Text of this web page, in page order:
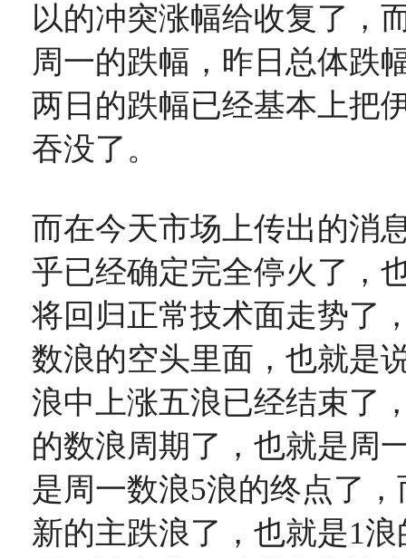
以的冲突涨幅给收复了，
周一的跌幅，昨日总体跌
两日的跌幅已经基本上把
吞没了。
而在今天市场上传出的消
乎已经确定完全停火了，
将回归正常技术面走势了
数浪的空头里面，也就是
浪中上涨五浪已经结束了
的数浪周期了，也就是周
是周一数浪5浪的终点了
新的主跌浪了，也就是1